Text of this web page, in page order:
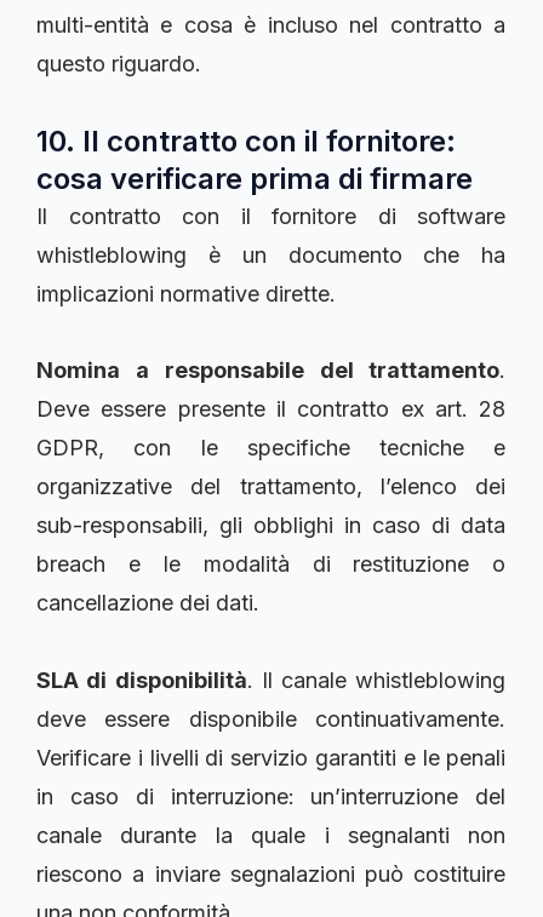
multi-entità e cosa è incluso nel contratto a
questo riguardo.
10. Il contratto con il fornitore:
cosa verificare prima di firmare
Il contratto con il fornitore di software
whistleblowing è un documento che ha
implicazioni normative dirette.
Nomina a responsabile del trattamento.
Deve essere presente il contratto ex art. 28
GDPR, con le specifiche tecniche e
organizzative del trattamento, l’elenco dei
sub-responsabili, gli obblighi in caso di data
breach e le modalità di restituzione o
cancellazione dei dati.
SLA di disponibilità. Il canale whistleblowing
deve essere disponibile continuativamente.
Verificare i livelli di servizio garantiti e le penali
in caso di interruzione: un’interruzione del
canale durante la quale i segnalanti non
riescono a inviare segnalazioni può costituire